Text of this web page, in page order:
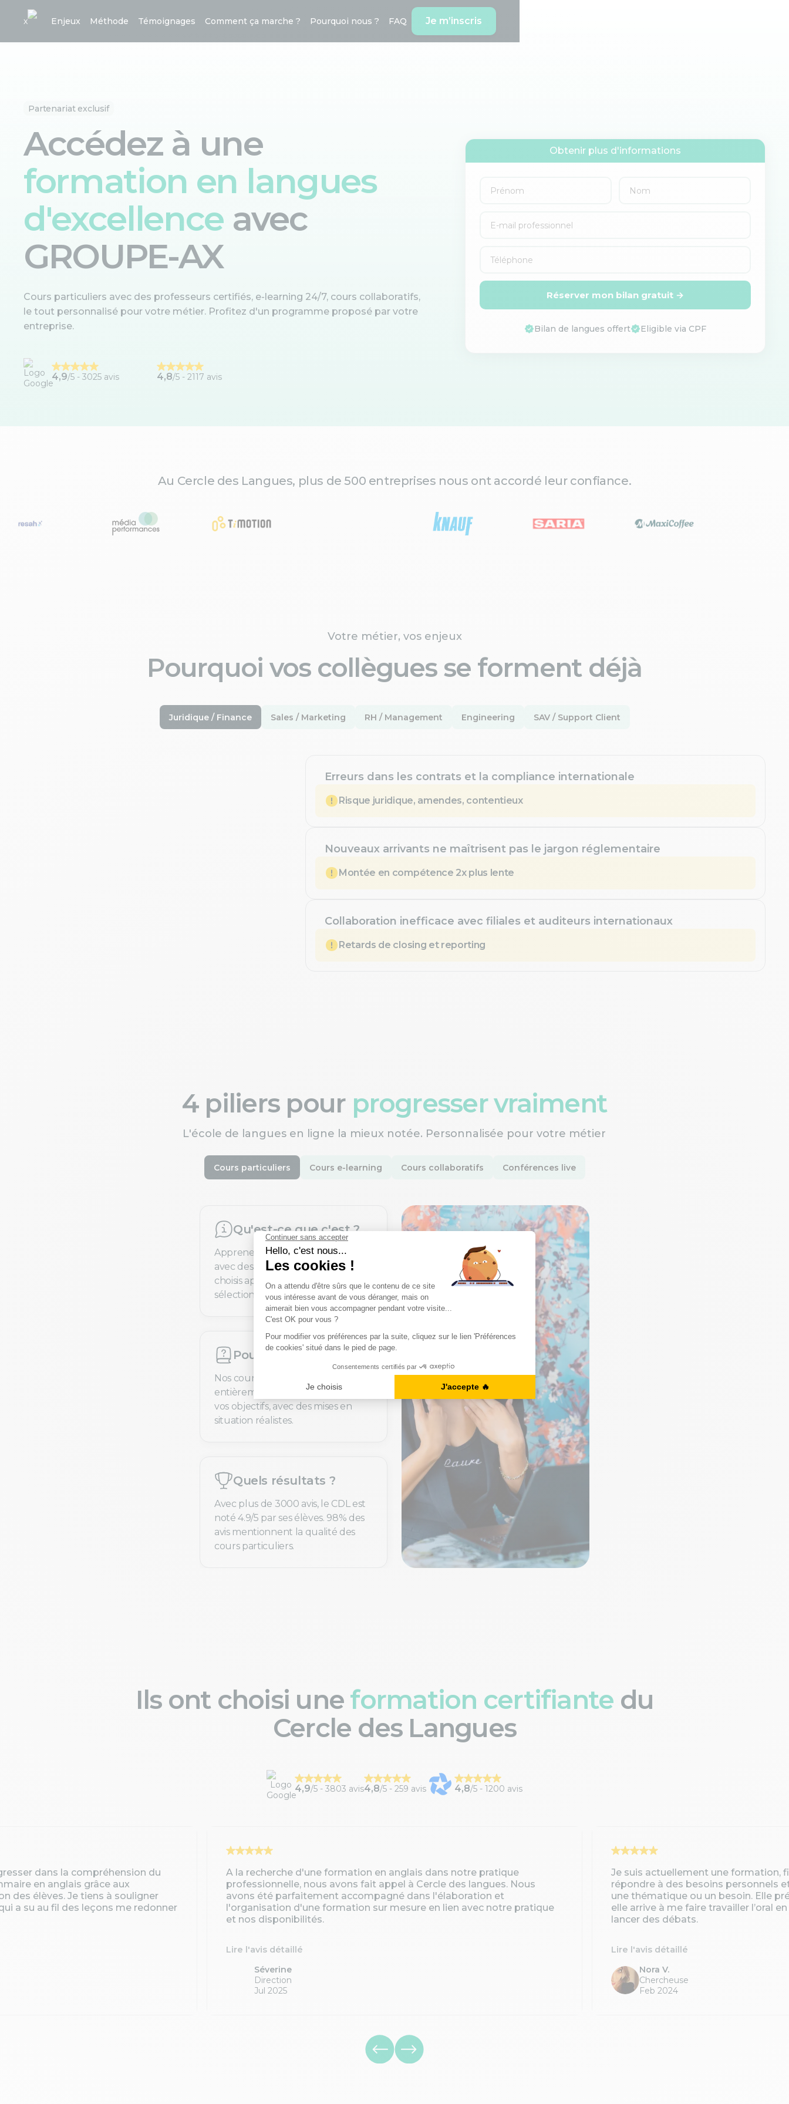
x Enjeux Méthode Témoignages Comment ça marche ? Pourquoi nous ? FAQ Je m’inscris
Partenariat exclusif
Accédez à une
formation en langues
d'excellence avec
GROUPE-AX
Cours particuliers avec des professeurs certifiés, e-learning 24/7, cours collaboratifs,
le tout personnalisé pour votre métier. Profitez d'un programme proposé par votre
entreprise.
4,9/5 - 3025 avis 4,8/5 - 2117 avis
Obtenir plus d'informations
Réserver mon bilan gratuit →
Bilan de langues offert Eligible via CPF
Au Cercle des Langues, plus de 500 entreprises nous ont accordé leur confiance.
Votre métier, vos enjeux
Pourquoi vos collègues se forment déjà
Juridique / Finance Sales / Marketing RH / Management Engineering SAV / Support Client
Erreurs dans les contrats et la compliance internationale
Risque juridique, amendes, contentieux
Nouveaux arrivants ne maîtrisent pas le jargon réglementaire
Montée en compétence 2x plus lente
Collaboration inefficace avec filiales et auditeurs internationaux
Retards de closing et reporting
4 piliers pour progresser vraiment
L'école de langues en ligne la mieux notée. Personnalisée pour votre métier
Cours particuliers Cours e-learning Cours collaboratifs Conférences live
Qu'est-ce que c'est ?
Apprenez une nouvelle langue
avec des professeurs certifiés,
choisis après un processus de
sélection exigeant.
Pourquoi c’est utile ?
Nos cours de langues sont
entièrement personnalisés selon
vos objectifs, avec des mises en
situation réalistes.
Quels résultats ?
Avec plus de 3000 avis, le CDL est
noté 4.9/5 par ses élèves. 98% des
avis mentionnent la qualité des
cours particuliers.
Ils ont choisi une formation certifiante du
Cercle des Langues
4,9/5 - 3803 avis4,8/5 - 259 avis 4,8/5 - 1200 avis
dans la compréhension du
en anglais grâce aux
des élèves. Je tiens à souligner
a su au fil des leçons me redonner
A la recherche d'une formation en anglais dans notre pratique
professionnelle, nous avons fait appel à Cercle des langues. Nous
avons été parfaitement accompagné dans l'élaboration et
l'organisation d'une formation sur mesure en lien avec notre pratique
et nos disponibilités.
Lire l'avis détaillé
Séverine
Direction
Jul 2025
Je suis actuellement une formation,
répondre à des besoins personnels
une thématique ou un besoin. Elle
elle arrive à me faire travailler l’oral
lancer des débats.
Lire l'avis détaillé
Nora V.
Chercheuse
Feb 2024